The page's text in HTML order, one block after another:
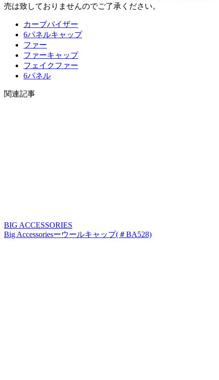
売は致しておりませんのでご了承ください。
カーブバイザー
6パネルキャップ
ファー
ファーキャップ
フェイクファー
6パネル
関連記事
BIG ACCESSORIES
Big Accessoriesーウールキャップ(＃BA528)